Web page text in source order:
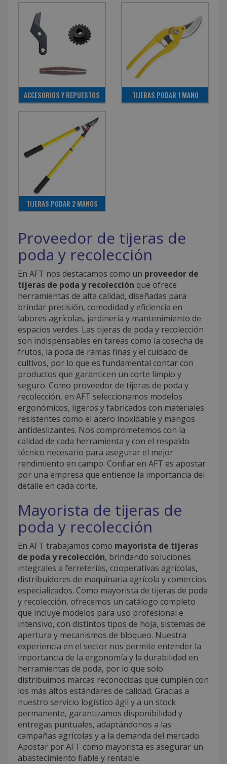
ACCESORIOS Y REPUESTOS TIJERAS PODAR 1 MANO
TIJERAS PODAR 2 MANOS
Proveedor de tijeras de
poda y recolección
En AFT nos destacamos como un proveedor de
tijeras de poda y recolección que ofrece
herramientas de alta calidad, diseñadas para
brindar precisión, comodidad y eficiencia en
labores agrícolas, jardinería y mantenimiento de
espacios verdes. Las tijeras de poda y recolección
son indispensables en tareas como la cosecha de
frutos, la poda de ramas finas y el cuidado de
cultivos, por lo que es fundamental contar con
productos que garanticen un corte limpio y
seguro. Como proveedor de tijeras de poda y
recolección, en AFT seleccionamos modelos
ergonómicos, ligeros y fabricados con materiales
resistentes como el acero inoxidable y mangos
antideslizantes. Nos comprometemos con la
calidad de cada herramienta y con el respaldo
técnico necesario para asegurar el mejor
rendimiento en campo. Confiar en AFT es apostar
por una empresa que entiende la importancia del
detalle en cada corte.
Mayorista de tijeras de
poda y recolección
En AFT trabajamos como mayorista de tijeras
de poda y recolección, brindando soluciones
integrales a ferreterías, cooperativas agrícolas,
distribuidores de maquinaria agrícola y comercios
especializados. Como mayorista de tijeras de poda
y recolección, ofrecemos un catálogo completo
que incluye modelos para uso profesional e
intensivo, con distintos tipos de hoja, sistemas de
apertura y mecanismos de bloqueo. Nuestra
experiencia en el sector nos permite entender la
importancia de la ergonomía y la durabilidad en
herramientas de poda, por lo que solo
distribuimos marcas reconocidas que cumplen con
los más altos estándares de calidad. Gracias a
nuestro servicio logístico ágil y a un stock
permanente, garantizamos disponibilidad y
entregas puntuales, adaptándonos a las
campañas agrícolas y a la demanda del mercado.
Apostar por AFT como mayorista es asegurar un
abastecimiento fiable y rentable.